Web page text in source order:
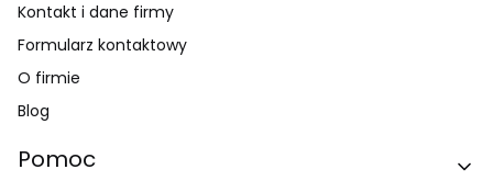
Kontakt i dane firmy
Formularz kontaktowy
O firmie
Blog
Pomoc